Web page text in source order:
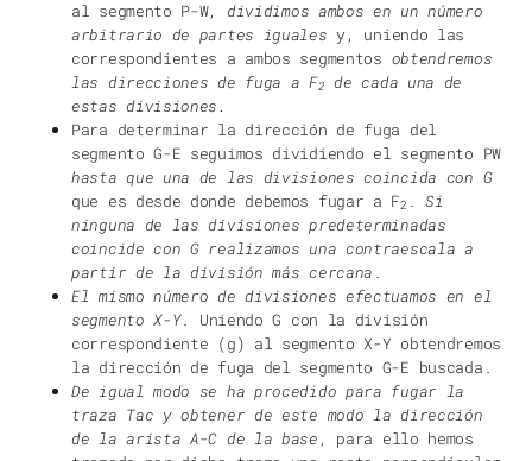
al segmento P-W, dividimos ambos en un número
arbitrario de partes iguales y, uniendo las
correspondientes a ambos segmentos obtendremos
las direcciones de fuga a F2
de cada una de
estas divisiones.
Para determinar la dirección de fuga del
segmento G-E seguimos dividiendo el segmento PW
hasta que una de las divisiones coincida con G
que es desde donde debemos fugar a F2 .Si
ninguna de las divisiones predeterminadas
coincide con G realizamos una contraescala a
partir de la división más cercana .
El mismo número de divisiones efectuamos en el
segmento X-Y. Uniendo G con la división
correspondiente (g) al segmento X-Y obtendremos
la dirección de fuga del segmento G-E buscada.
De igual modo se ha procedido para fugar la
traza Tac y obtener de este modo la dirección
de la arista A-C de la base , para ello hemos